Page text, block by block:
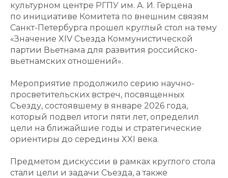
культурном центре РГПУ им. А. И. Герцена
по инициативе Комитета по внешним связям
Санкт-Петербурга прошел круглый стол на тему
«Значение XIV Съезда Коммунистической
партии Вьетнама для развития российско-
вьетнамских отношений».
Мероприятие продолжило серию научно-
просветительских встреч, посвященных
Съезду, состоявшему в январе 2026 года,
который подвел итоги пяти лет, определил
цели на ближайшие годы и стратегические
ориентиры до середины XXI века.
Предметом дискуссии в рамках круглого стола
стали цели и задачи Съезда, а также